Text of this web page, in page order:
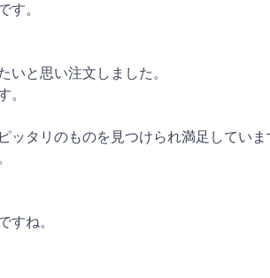
す。
と思い注文しました。
。
ッタリのものを見つけられ満足していま
すね。